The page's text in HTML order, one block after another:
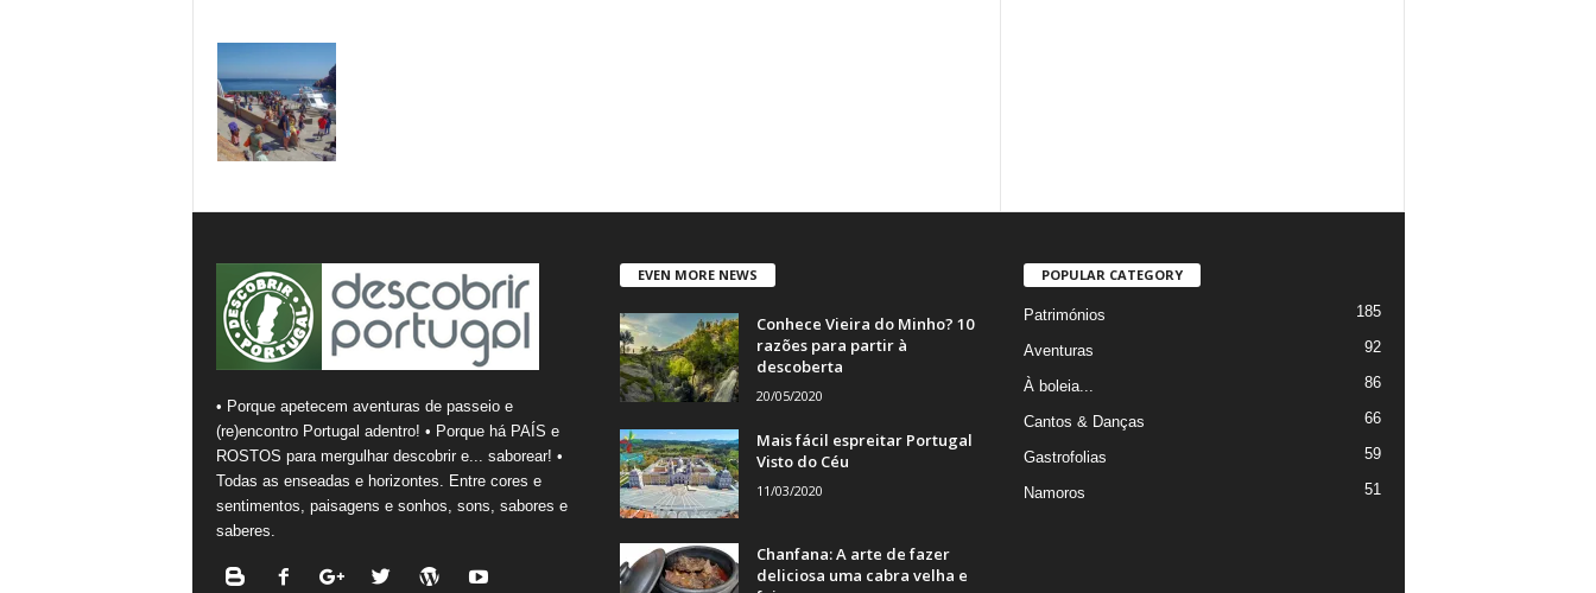
• Porque apetecem aventuras de passeio e
(re)encontro Portugal adentro! • Porque há PAÍS e
ROSTOS para mergulhar descobrir e... saborear! •
Todas as enseadas e horizontes. Entre cores e
sentimentos, paisagens e sonhos, sons, sabores e
saberes.
EVEN MORE NEWS
Conhece Vieira do Minho? 10
razões para partir à
descoberta
20/05/2020
Mais fácil espreitar Portugal
Visto do Céu
11/03/2020
Chanfana: A arte de fazer
deliciosa uma cabra velha e
POPULAR CATEGORY
Patrimónios 185
Aventuras 92
À boleia... 86
Cantos & Danças 66
Gastrofolias 59
Namoros 51